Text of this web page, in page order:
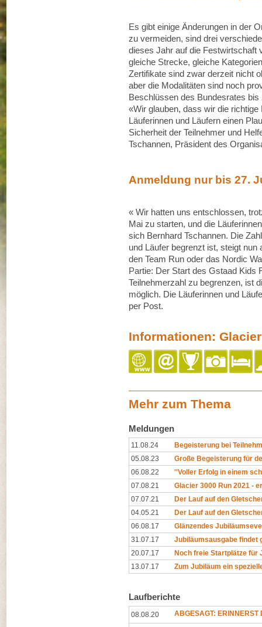
Es gibt einige Änderungen in der
zu vermeiden, sind drei
dieses Jahr auf die Festwirtschaft
gleiche Strecke, gleiche
Zertifikate sind zwar derzeit nicht
aber die Modalitäten sind noch
Beschlüssen des Bundesrates
«Wir glauben, dass wir die
Läuferinnen und Läufern einen
Sicherheit der Teilnehmer und
Tschannen, Präsident des
Anmeldung nur bis 27.
« Wir hatten uns entschlossen,
Mai zu starten, und die
sich Bernhard Tschannen. Die
und Läufer begrenzt ist, steigt
den Team Run oder das Nordic
Partie: Der Start des Gstaad Kids
Teilnehmerzahl zu begrenzen, ist
möglich. Die Läuferinnen und
per Post.
Informationen:
Mehr zum Thema
Meldungen
11.08.24
Begeisterung bei
05.08.23
Große Begeisterung für
06.08.22
''Voller Erfolg in einem
07.08.21
Glacier 3000 Run 2021 -
07.07.21
Der Lauf auf den
04.05.21
Der Lauf auf den
06.08.17
Glänzendes
31.07.17
Jubiläumsausgabe findet
20.07.17
Noch freie Startplätze für
13.07.17
Zum Jubiläum ein
Laufberichte
08.08.20
ABGESAGT: ERINNERST